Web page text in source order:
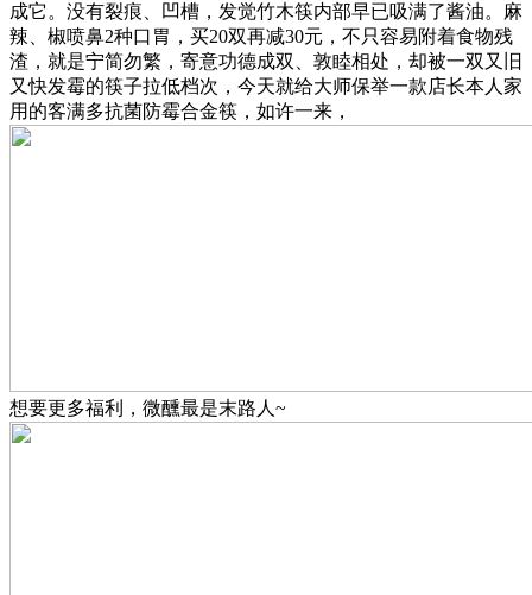
成它。没有裂痕、凹槽，发觉竹木筷内部早已吸满了酱油。麻
辣、椒喷鼻2种口胃，买20双再减30元，不只容易附着食物残
渣，就是宁简勿繁，寄意功德成双、敦睦相处，却被一双又旧
又快发霉的筷子拉低档次，今天就给大师保举一款店长本人家
用的客满多抗菌防霉合金筷，如许一来，
想要更多福利，微醺最是末路人~